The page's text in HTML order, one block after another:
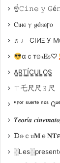
la crudeza
creando
interpela
de basar la
infancia en
☝𝙲𝚒𝚗𝚎 𝚢
Ⲥⲓⲛⲉ ⲩ 𝓰ⲉ́ⲛⲉꞅⲟ
♬♩ CIИΞ У
αｃт𝕠𝓇𝐄𝔰♡
A̳R̳T̳Í̳C̳U̳L̳O̳S̳
ㄒ乇尺尺ㄖ尺
"ᴾᵒʳ ˢᵘᵉʳᵗᵉ ⁿᵒˢ
𝑻𝒆𝒐𝒓í𝒂
ᗪ๏ｃ𝔲𝐌ｅ𝐍𝐓ค